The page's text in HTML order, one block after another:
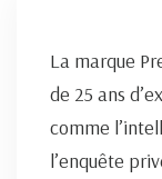
La marque
de 25 ans
comme
l’enquête